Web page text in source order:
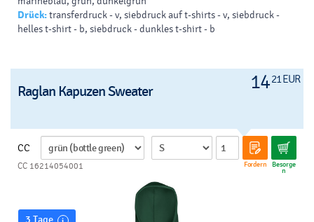
Drück:transferdruck - v, siebdruck auf t-shirts - v, siebdruck -
helles t-shirt - b, siebdruck - dunkles t-shirt - b
1421 EUR
Raglan Kapuzen Sweater
CC
Fordern Besorge
n
CC 16214054001